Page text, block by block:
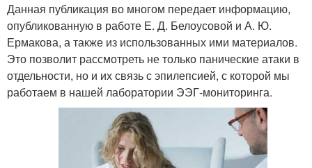
Данная публикация во многом передает информацию,
опубликованную в работе Е. Д. Белоусовой и А. Ю.
Ермакова, а также из использованных ими материалов.
Это позволит рассмотреть не только панические атаки в
отдельности, но и их связь с эпилепсией, с которой мы
работаем в нашей лаборатории ЭЭГ-мониторинга.